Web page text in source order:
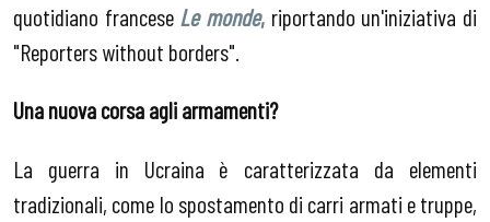
quotidiano francese Le monde, riportando un'iniziativa di
"Reporters without borders".
Una nuova corsa agli armamenti?
La guerra in Ucraina è caratterizzata da elementi
tradizionali, come lo spostamento di carri armati e truppe,